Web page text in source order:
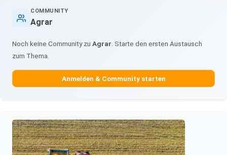
COMMUNITY
Agrar
Noch keine Community zu Agrar . Starte den ersten Austausch
zum Thema.
Anmelden & Community starten